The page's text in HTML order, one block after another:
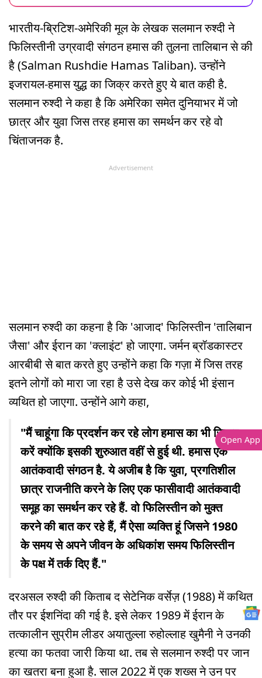
भारतीय-ब्रिटिश-अमेरिकी मूल के लेखक सलमान रुश्दी ने
फिलिस्तीनी उग्रवादी संगठन हमास की तुलना तालिबान से की
है (Salman Rushdie Hamas Taliban). उन्होंने
इजरायल-हमास युद्ध का जिक्र करते हुए ये बात कही है.
सलमान रुश्दी ने कहा है कि अमेरिका समेत दुनियाभर में जो
छात्र और युवा जिस तरह हमास का समर्थन कर रहे वो
चिंताजनक है.
Advertisement
सलमान रुश्दी का कहना है कि 'आजाद' फिलिस्तीन 'तालिबान
जैसा' और ईरान का 'क्लाइंट' हो जाएगा. जर्मन ब्रॉडकास्टर
आरबीबी से बात करते हुए उन्होंने कहा कि गज़ा में जिस तरह
इतने लोगों को मारा जा रहा है उसे देख कर कोई भी इंसान
व्यथित हो जाएगा. उन्होंने आगे कहा,
"मैं चाहूंगा कि प्रदर्शन कर रहे लोग हमास का भी जिक्र
करें क्योंकि इसकी शुरुआत वहीं से हुई थी. हमास एक
आतंकवादी संगठन है. ये अजीब है कि युवा, प्रगतिशील
छात्र राजनीति करने के लिए एक फासीवादी आतंकवादी
समूह का समर्थन कर रहे हैं. वो फिलिस्तीन को मुक्त
करने की बात कर रहे हैं, मैं ऐसा व्यक्ति हूं जिसने 1980
के समय से अपने जीवन के अधिकांश समय फिलिस्तीन
के पक्ष में तर्क दिए हैं."
दरअसल रुश्दी की किताब द सेटेनिक वर्सेज़ (1988) में कथित
तौर पर ईशनिंदा की गई है. इसे लेकर 1989 में ईरान के
तत्कालीन सुप्रीम लीडर अयातुल्ला रुहोल्लाह खुमैनी ने उनकी
हत्या का फतवा जारी किया था. तब से सलमान रुश्दी पर जान
का खतरा बना हुआ है. साल 2022 में एक शख्स ने उन पर
Open App